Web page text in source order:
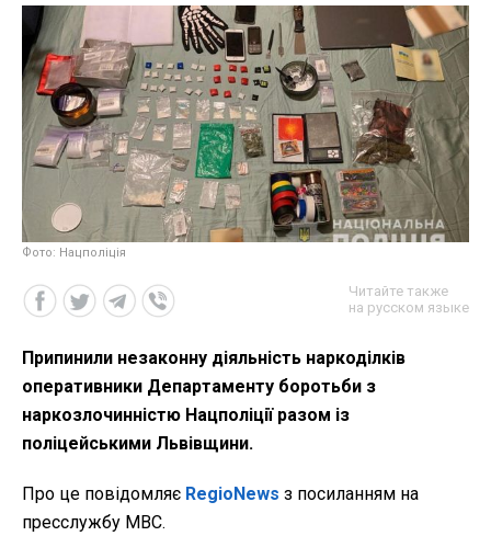
Фото: Нацполіція
Читайте также
на русском языке
Припинили незаконну діяльність наркоділків
оперативники Департаменту боротьби з
наркозлочинністю Нацполіції разом із
поліцейськими Львівщини.
Про це повідомляє RegioNews з посиланням на
пресслужбу МВС.